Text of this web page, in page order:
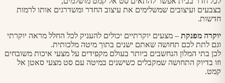
בצבעים ועיצובים שמשלימים את עיצוב החדר ומשדרגים אותו לרמות
חדשות.
יוקרה מפנקת – מצעים יוקרתיים יכולים להעניק לכל החלל מראה יוקרתי
וגם לתת לכם תחושה שאתם ישנים בתוך מיטה מלכותית.
לכן בתי המלון הנחשבים ביותר בעולם מקפידים על מצעי איכות משובחים
וזו בדיוק התחושה שמקבלים כשישנים במיטה עם סט מצעי סאטן אל
קמט.